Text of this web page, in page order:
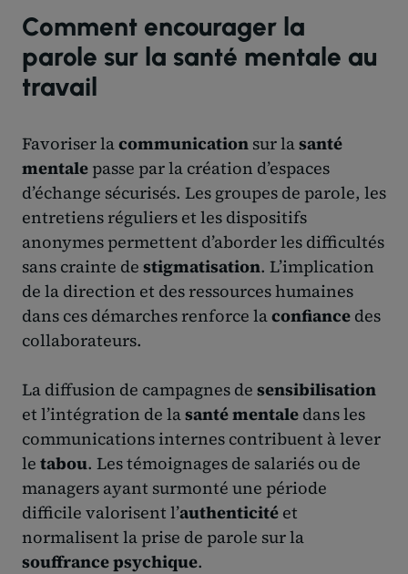
Comment encourager la
parole sur la santé mentale au
travail
Favoriser lacommunication sur lasanté
mentale passe par la création d’espaces
d’échange sécurisés. Les groupes de parole, les
entretiens réguliers et les dispositifs
anonymes permettent d’aborder les difficultés
sans crainte de stigmatisation. L’implication
de la direction et des ressources humaines
dans ces démarches renforce laconfiance des
collaborateurs.
La diffusion de campagnes de sensibilisation
et l’intégration de lasanté mentale dans les
communications internes contribuent à lever
le tabou. Les témoignages de salariés ou de
managers ayant surmonté une période
difficile valorisent l’authenticité et
normalisent la prise de parole sur la
souffrance psychique.